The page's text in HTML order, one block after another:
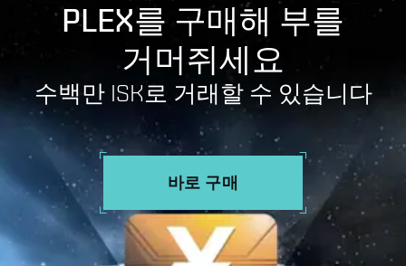
PLEX를 구매해 부를
거머쥐세요
수백만 ISK로 거래할 수 있습니다
바로 구매